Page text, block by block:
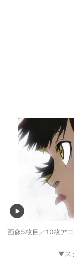
画像5枚目／10枚ア
▼ス